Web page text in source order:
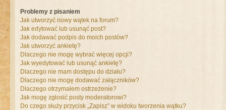
Problemy z pisaniem
Jak utworzyć nowy wątek na forum?
Jak edytować lub usunąć post?
Jak dodawać podpis do moich postów?
Jak utworzyć ankietę?
Dlaczego nie mogę wybrać więcej opcji?
Jak wyedytować lub usunąć ankietę?
Dlaczego nie mam dostępu do działu?
Dlaczego nie mogę dodawać załączników?
Dlaczego otrzymałem ostrzeżenie?
Jak mogę zgłosić posty moderatorowi?
Do czego służy przycisk „Zapisz” w widoku tworzenia wątku?